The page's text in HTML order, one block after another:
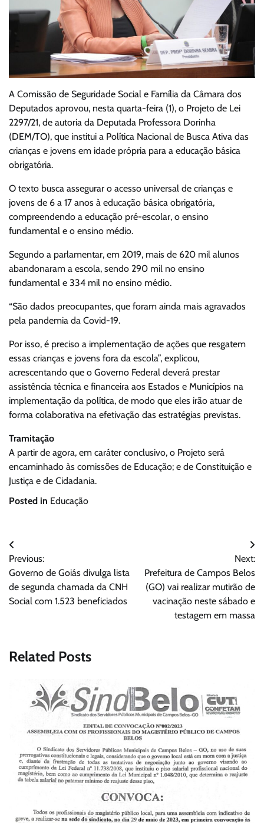
A Comissão de Seguridade Social e Família da Câmara dos
Deputados aprovou, nesta quarta-feira (1), o Projeto de Lei
2297/21, de autoria da Deputada Professora Dorinha
(DEM/TO), que institui a Política Nacional de Busca Ativa das
crianças e jovens em idade própria para a educação básica
obrigatória.
O texto busca assegurar o acesso universal de crianças e
jovens de 6 a 17 anos à educação básica obrigatória,
compreendendo a educação pré-escolar, o ensino
fundamental e o ensino médio.
Segundo a parlamentar, em 2019, mais de 620 mil alunos
abandonaram a escola, sendo 290 mil no ensino
fundamental e 334 mil no ensino médio.
“São dados preocupantes, que foram ainda mais agravados
pela pandemia da Covid-19.
Por isso, é preciso a implementação de ações que resgatem
essas crianças e jovens fora da escola”, explicou,
acrescentando que o Governo Federal deverá prestar
assistência técnica e financeira aos Estados e Municípios na
implementação da política, de modo que eles irão atuar de
forma colaborativa na efetivação das estratégias previstas.
Tramitação
A partir de agora, em caráter conclusivo, o Projeto será
encaminhado às comissões de Educação; e de Constituição e
Justiça e de Cidadania.
Posted in Educação
Navegação
de
Post
Previous:
Governo de Goiás divulga lista
de segunda chamada da CNH
Social com 1.523 beneficiados
Next:
Prefeitura de Campos Belos
(GO) vai realizar mutirão de
vacinação neste sábado e
testagem em massa
Related Posts